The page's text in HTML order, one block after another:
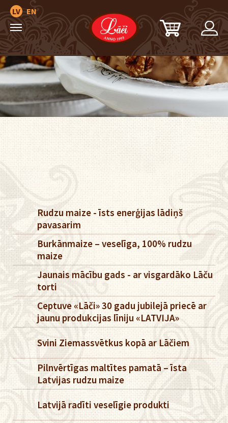
LV EN
Rudzu maize - īsts enerģijas lādiņš
pavasarim
Burkānmaize – veselīga, 100% rudzu
maize
Jaunais mācību gads - ar visgardāko Lāču
torti
Ceptuve «Lāči» 30 gadu jubilejā priecē ar
jaunu produkcijas līniju «LATVIJA»
Svini Ziemassvētkus kopā ar Lāčiem
Pilnvērtīgas maltītes pamatā – īsta
Latvijas rudzu maize
Latvijā radīti veselīgie produkti